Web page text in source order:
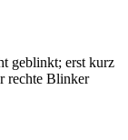
geblinkt; erst kurz
rechte Blinker